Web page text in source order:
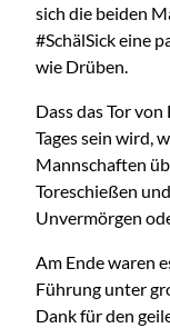
sich die beiden
#SchälSick eine
wie Drüben.
Dass das Tor
Tages sein wird,
Mannschaften
Toreschießen
Unvermörgen
Am Ende waren
Führung unter
Dank für den